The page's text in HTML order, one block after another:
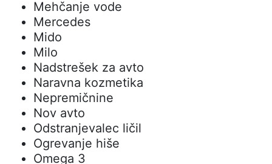
Mehčanje vode
Mercedes
Mido
Milo
Nadstrešek za avto
Naravna kozmetika
Nepremičnine
Nov avto
Odstranjevalec ličil
Ogrevanje hiše
Omega 3